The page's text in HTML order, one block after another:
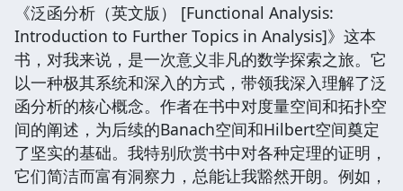
《泛函分析（英文版） [Functional Analysis:
Introduction to Further Topics in Analysis]》这本
书，对我来说，是一次意义非凡的数学探索之旅。它
以一种极其系统和深入的方式，带领我深入理解了泛
函分析的核心概念。作者在书中对度量空间和拓扑空
间的阐述，为后续的Banach空间和Hilbert空间奠定
了坚实的基础。我特别欣赏书中对各种定理的证明，
它们简洁而富有洞察力，总能让我豁然开朗。例如，